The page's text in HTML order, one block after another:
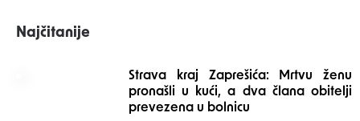
Najčitanije
Strava kraj Zaprešića: Mrtvu ženu
pronašli u kući, a dva člana obitelji
prevezena u bolnicu